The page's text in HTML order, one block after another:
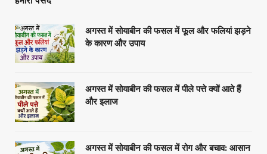
अगस्त में सोयाबीन की फसल में फूल और फलियां झड़ने
के कारण और उपाय
अगस्त में सोयाबीन की फसल में पीले पत्ते क्यों आते हैं
और इलाज
अगस्त में सोयाबीन की फसल में रोग और बचाव: आसान